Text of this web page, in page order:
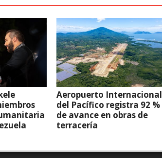
Aeropuerto Internacional
del Pacífico registra 92 %
de avance en obras de
terracería